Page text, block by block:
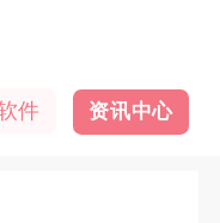
件 资讯中心